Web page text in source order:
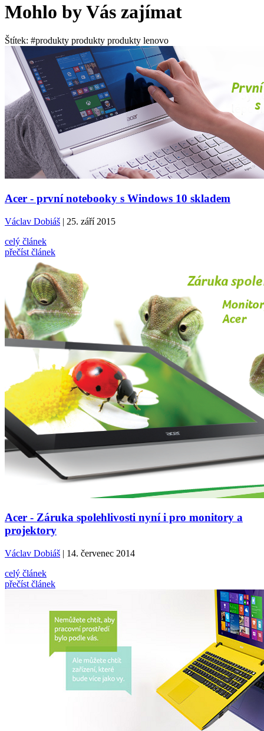
Mohlo by Vás zajímat
Štítek: #produkty produkty produkty lenovo
Acer - první notebooky s Windows 10 skladem
Václav Dobiáš| 25. září 2015
celý článek
přečíst článek
Acer - Záruka spolehlivosti nyní i pro monitory a
projektory
Václav Dobiáš| 14. červenec 2014
celý článek
přečíst článek